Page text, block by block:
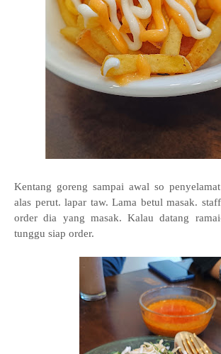
Kentang goreng sampai awal so
alas perut. lapar taw. Lama betul masak.
order dia yang masak. Kalau datang
tunggu siap order.